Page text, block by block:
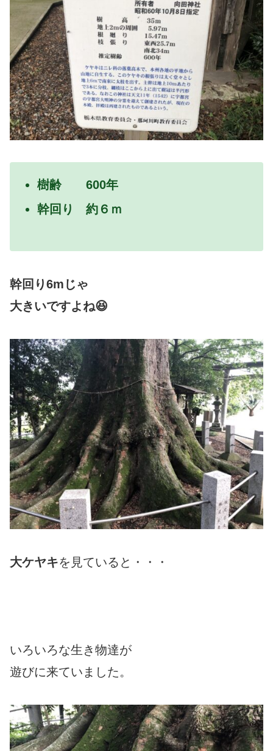
樹齢 600年
幹回り 約６ｍ
幹回り6mじゃ
大きいですよね😆
大ケヤキを見ていると・・・
いろいろな生き物達が
遊びに来ていました。